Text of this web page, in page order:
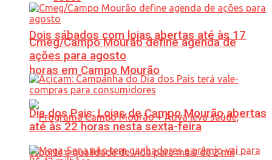
Dois sábados com lojas abertas até às 17
horas em Campo Mourão
Cmeg/Campo Mourão define agenda de
ações para agosto
Dia dos Pais: Lojas de Campo Mourão abertas
até às 22 horas nesta sexta-feira